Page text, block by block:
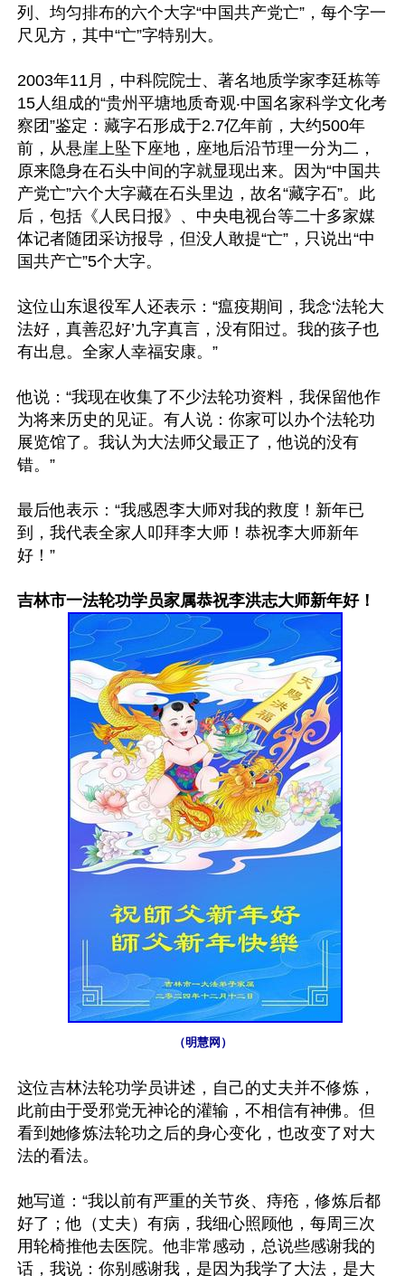
列、均匀排布的六个大字“中国共产党亡”，每个字一
尺见方，其中“亡”字特别大。
2003年11月，中科院院士、著名地质学家李廷栋等
15人组成的“贵州平塘地质奇观‧中国名家科学文化考
察团”鉴定：藏字石形成于2.7亿年前，大约500年
前，从悬崖上坠下座地，座地后沿节理一分为二，
原来隐身在石头中间的字就显现出来。因为“中国共
产党亡”六个大字藏在石头里边，故名“藏字石”。此
后，包括《人民日报》、中央电视台等二十多家媒
体记者随团采访报导，但没人敢提“亡”，只说出“中
国共产亡”5个大字。
这位山东退役军人还表示：“瘟疫期间，我念‘法轮大
法好，真善忍好’九字真言，没有阳过。我的孩子也
有出息。全家人幸福安康。”
他说：“我现在收集了不少法轮功资料，我保留他作
为将来历史的见证。有人说：你家可以办个法轮功
展览馆了。我认为大法师父最正了，他说的没有
错。”
最后他表示：“我感恩李大师对我的救度！新年已
到，我代表全家人叩拜李大师！恭祝李大师新年
好！”
吉林市一法轮功学员家属恭祝李洪志大师新年好！
（明慧网）
这位吉林法轮功学员讲述，自己的丈夫并不修炼，
此前由于受邪党无神论的灌输，不相信有神佛。但
看到她修炼法轮功之后的身心变化，也改变了对大
法的看法。
她写道：“我以前有严重的关节炎、痔疮，修炼后都
好了；他（丈夫）有病，我细心照顾他，每周三次
用轮椅推他去医院。他非常感动，总说些感谢我的
话，我说：你别感谢我，是因为我学了大法，是大